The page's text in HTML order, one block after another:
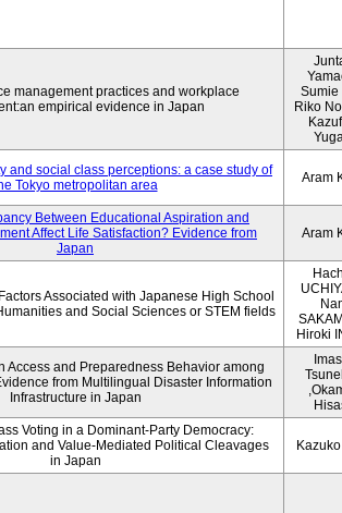
management practices and workplace
empirical evidence in Japan
Sumie
Riko
and social class perceptions: a case study of
Tokyo metropolitan area
Aram
Between Educational Aspiration and
Affect Life Satisfaction? Evidence from
Japan
Aram
Associated with Japanese High School
and Social Sciences or STEM fields
Hiroki
Access and Preparedness Behavior among
from Multilingual Disaster Information
Infrastructure in Japan
Voting in a Dominant-Party Democracy:
and Value-Mediated Political Cleavages
in Japan